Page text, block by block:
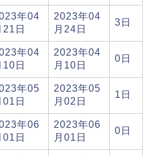
年04
21日
2023年04
月24日
3日
年04
10日
2023年04
月10日
0日
年05
01日
2023年05
月02日
1日
年06
01日
2023年06
月01日
0日